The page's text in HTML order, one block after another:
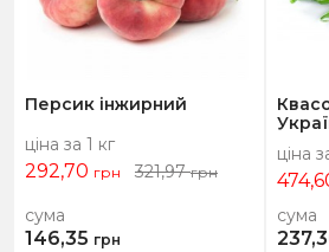
Персик інжирний
ціна за 1 кг
292,70 грн 321,97грн
сума
146,35 грн
ціна
сума